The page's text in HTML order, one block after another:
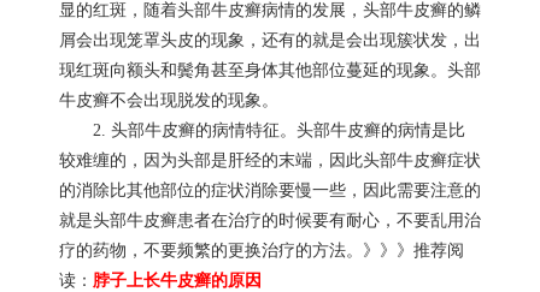
显的红斑，随着头部牛皮癣病情的发展，头部牛皮癣的鳞
屑会出现笼罩头皮的现象，还有的就是会出现簇状发，出
现红斑向额头和鬓角甚至身体其他部位蔓延的现象。头部
牛皮癣不会出现脱发的现象。
2. 头部牛皮癣的病情特征。头部牛皮癣的病情是比
较难缠的，因为头部是肝经的末端，因此头部牛皮癣症状
的消除比其他部位的症状消除要慢一些，因此需要注意的
就是头部牛皮癣患者在治疗的时候要有耐心，不要乱用治
疗的药物，不要频繁的更换治疗的方法。》》》推荐阅
读： 脖子上长牛皮癣的原因